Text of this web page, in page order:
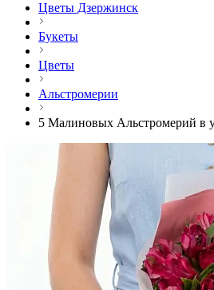
Цветы Дзержинск
Букеты
Цветы
Альстромерии
5 Малиновых Альстромерий в